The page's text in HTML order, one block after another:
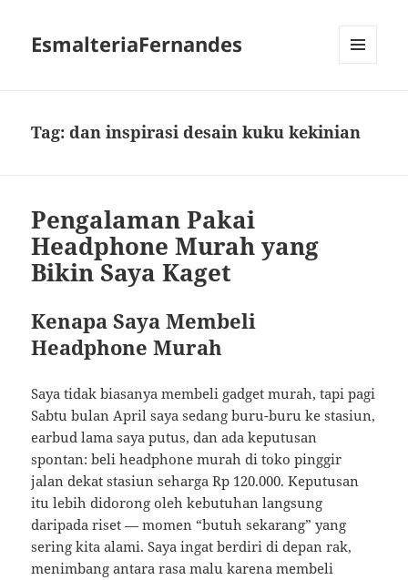
EsmalteriaFernandes
Tag:dan inspirasi desain kuku kekinian
Pengalaman Pakai
Headphone Murah yang
Bikin Saya Kaget
Kenapa Saya Membeli
Headphone Murah
Saya tidak biasanya membeli gadget murah, tapi pagi
Sabtu bulan April saya sedang buru-buru ke stasiun,
earbud lama saya putus, dan ada keputusan
spontan: beli headphone murah di toko pinggir
jalan dekat stasiun seharga Rp 120.000. Keputusan
itu lebih didorong oleh kebutuhan langsung
daripada riset — momen “butuh sekarang” yang
sering kita alami. Saya ingat berdiri di depan rak,
menimbang antara rasa malu karena membeli